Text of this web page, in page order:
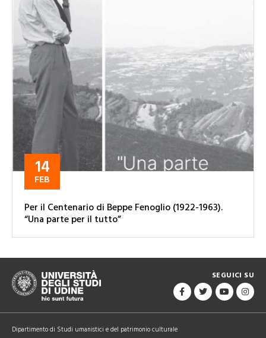
14
FEB
Per il Centenario di Beppe Fenoglio (1922-1963).
“Una parte per il tutto”
SEGUICI SU
Dipartimento di Studi umanistici e del patrimonio culturale